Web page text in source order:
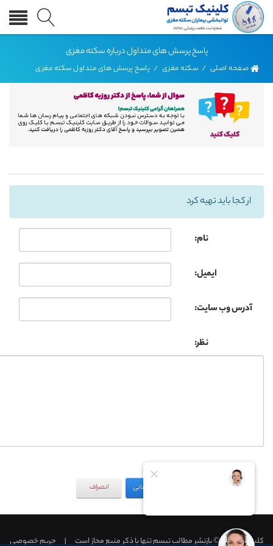
پاسخ پرسش های متداول درباره سکته مغزی
صفحه اصلی / سکته مغزی / پاسخ پرسش های متداول سکته مغزی
ار كجا بايد تهيه كرد
نام:
ایمیل:
آدرس وب سایت:
نظر:
به‌روزرسانی انصراف
کلینیک تبسم © بازنشر مطالب تبسم تنها با ذکر منبع مجاز است | حریم خصوصی